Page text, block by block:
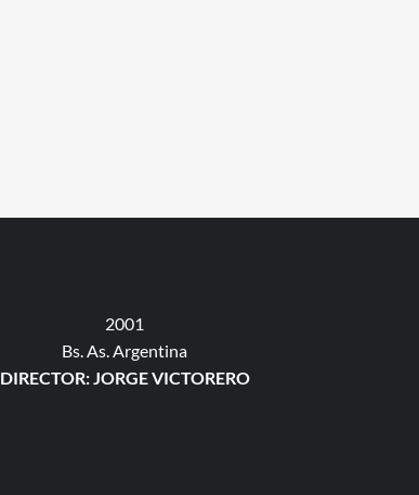
2001
Bs. As. Argentina
DIRECTOR: JORGE VICTORERO